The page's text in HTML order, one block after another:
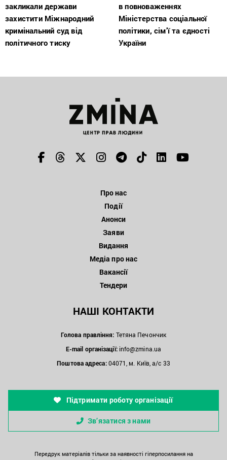
закликали держави
захистити Міжнародний
кримінальний суд від
політичного тиску
в повноваженнях
Міністерства соціальної
політики, сім’ї та єдності
України
Про нас
Події
Анонси
Заяви
Видання
Медіа про нас
Вакансії
Тендери
НАШІ КОНТАКТИ
Голова правління: Тетяна Печончик
E-mail організації: info@zmina.ua
Поштова адреса:04071, м. Київ, а/с 33
Підтримати роботу організації
Зв’язатися з нами
Передрук матеріалів тільки за наявності гіперпосилання на